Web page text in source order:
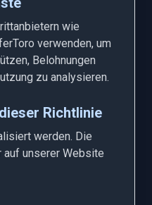
wie
verwenden, um
Belohnungen
zu analysieren.
Richtlinie
werden. Die
unserer Website